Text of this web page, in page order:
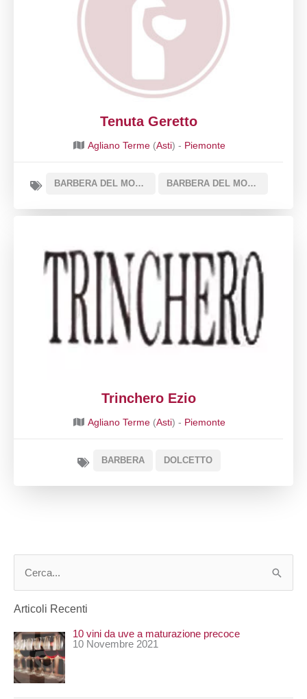
Tenuta Geretto
Agliano Terme(Asti) - Piemonte
BARBERA DEL MONFERRATO DOC BARBERA DEL MONFERRATO SUPERIORE DOCG
Trinchero Ezio
Agliano Terme(Asti) - Piemonte
BARBERA DOLCETTO
c
a
:
Articoli Recenti
10 vini da uve a maturazione precoce
10 Novembre 2021